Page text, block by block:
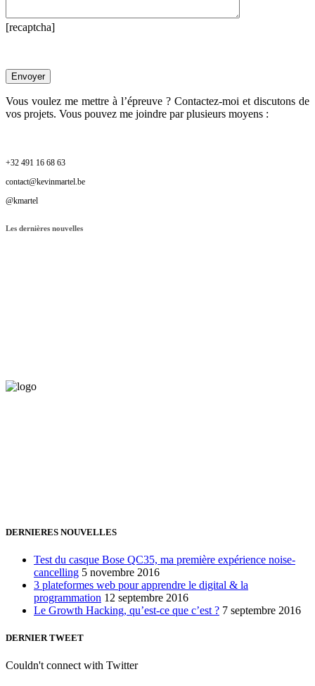
[recaptcha]
Vous voulez me mettre à l’épreuve ? Contactez-moi et discutons de
vos projets. Vous pouvez me joindre par plusieurs moyens :
+32 491 16 68 63
contact@kevinmartel.be
@kmartel
Les dernières nouvelles
DERNIERES NOUVELLES
Test du casque Bose QC35, ma première expérience noise-
cancelling 5 novembre 2016
3 plateformes web pour apprendre le digital & la
programmation 12 septembre 2016
Le Growth Hacking, qu’est-ce que c’est ? 7 septembre 2016
DERNIER TWEET
Couldn't connect with Twitter